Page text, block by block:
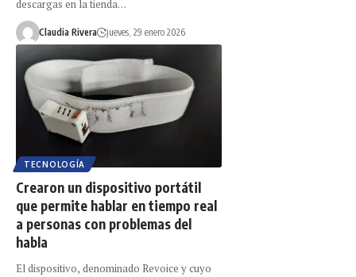
descargas en la tienda…
Claudia Rivera jueves, 29 enero 2026
TECNOLOGÍA
Crearon un dispositivo portátil
que permite hablar en tiempo real
a personas con problemas del
habla
El dispositivo, denominado Revoice y cuyo